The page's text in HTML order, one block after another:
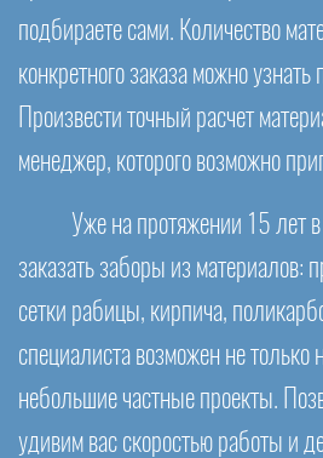
подбираете сами. Количество
конкретного заказа можно
Произвести точный расчет
менеджер, которого возможно
Уже на протяжении 15 лет
заказать заборы из материалов:
сетки рабицы, кирпича,
специалиста возможен не только
небольшие частные проекты.
удивим вас скоростью работы и